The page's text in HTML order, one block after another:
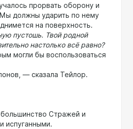
прорвать оборону и
должны ударить по нему
на поверхность.
пустошь. Твой родной
настолько всё равно?
могли бы воспользоваться
— сказала Тейлор.
Стражей и
испуганными.